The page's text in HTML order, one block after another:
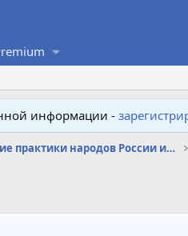
информации -
Магические практики народов России и СНГ